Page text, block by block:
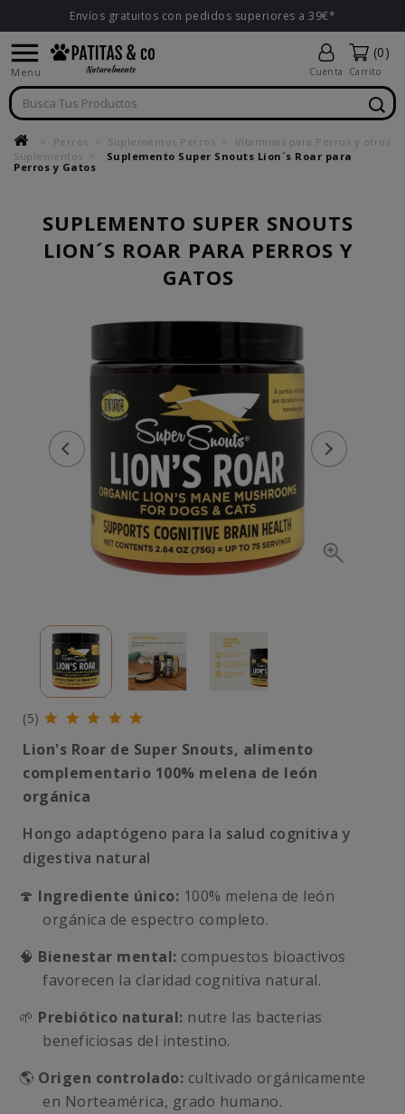
Envíos gratuitos con pedidos superiores a 39€*

Menu Cuenta
(0)
Carrito
Perros Suplementos Perros
Vitaminas para Perros y otros
Suplementos
Suplemento Super Snouts Lion´s Roar para
Perros y Gatos
SUPLEMENTO SUPER SNOUTS
LION´S ROAR PARA PERROS Y
GATOS
(5)
Lion's Roar de Super Snouts, alimento
complementario 100% melena de león
orgánica
Hongo adaptógeno para la salud cognitiva y
digestiva natural
🍄 Ingrediente único: 100% melena de león
orgánica de espectro completo.
🧠 Bienestar mental: compuestos bioactivos
favorecen la claridad cognitiva natural.
🌱 Prebiótico natural: nutre las bacterias
beneficiosas del intestino.
🌎 Origen controlado: cultivado orgánicamente
en Norteamérica, grado humano.